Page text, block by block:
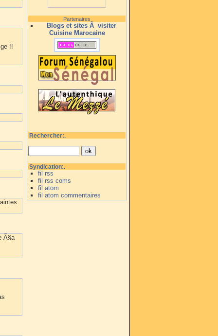
!!
Ã§a
Partenaires
Blogs et sites Ã visiter
Cuisine Marocaine
Rechercher:.
Syndication:.
fil rss
fil rss coms
fil atom
fil atom commentaires